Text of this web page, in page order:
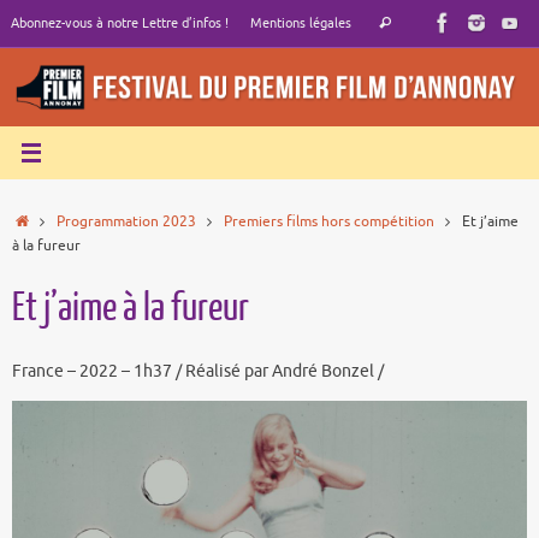
contenu
Abonnez-vous à notre Lettre d’infos ! Mentions légales
Recherche
Rechercher
AccueilProgrammation 2023 Premiers films hors compétition
Et j’aime
à la fureur
Et j’aime à la fureur
France – 2022 – 1h37 / Réalisé par André Bonzel /